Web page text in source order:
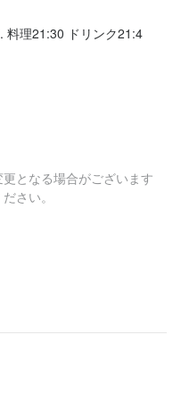
理21:30 ドリンク21:4
となる場合がございます
さい。